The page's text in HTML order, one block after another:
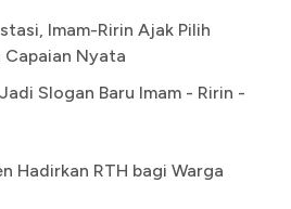
Imam-Ririn Ajak Pilih
Capaian Nyata
Slogan Baru Imam - Ririn -
Hadirkan RTH bagi Warga